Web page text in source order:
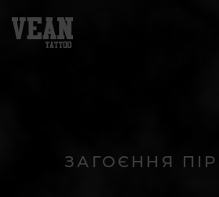
ЗАГОЄННЯ